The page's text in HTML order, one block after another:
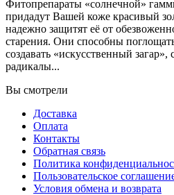
Фитопрепараты «солнечной»
придадут Вашей коже красивый
надежно защитят её от
старения. Они способны
создавать «искусственный загар»,
радикалы...
Вы смотрели
Доставка
Оплата
Контакты
Обратная связь
Политика
Пользовательское
Условия обмена и возврата